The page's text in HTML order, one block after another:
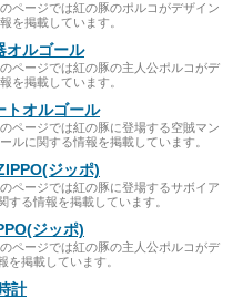
ページでは紅の豚のポルコがデザイン
を掲載しています。
オルゴール
ページでは紅の豚の主人公ポルコがデ
を掲載しています。
トオルゴール
ページでは紅の豚に登場する空賊マン
ルに関する情報を掲載しています。
ジッポ)
ページでは紅の豚に登場するサボイア
る情報を掲載しています。
ジッポ)
ページでは紅の豚の主人公ポルコがデ
掲載しています。
計